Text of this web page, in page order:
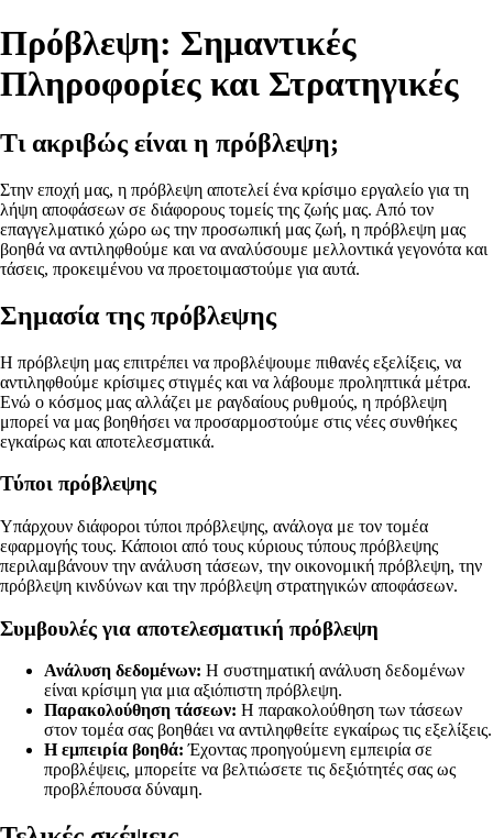
Πρόβλεψη: Σημαντικές
Πληροφορίες και Στρατηγικές
Τι ακριβώς είναι η πρόβλεψη;
Στην εποχή μας, η πρόβλεψη αποτελεί ένα κρίσιμο εργαλείο για τη
λήψη αποφάσεων σε διάφορους τομείς της ζωής μας. Από τον
επαγγελματικό χώρο ως την προσωπική μας ζωή, η πρόβλεψη μας
βοηθά να αντιληφθούμε και να αναλύσουμε μελλοντικά γεγονότα και
τάσεις, προκειμένου να προετοιμαστούμε για αυτά.
Σημασία της πρόβλεψης
Η πρόβλεψη μας επιτρέπει να προβλέψουμε πιθανές εξελίξεις, να
αντιληφθούμε κρίσιμες στιγμές και να λάβουμε προληπτικά μέτρα.
Ενώ ο κόσμος μας αλλάζει με ραγδαίους ρυθμούς, η πρόβλεψη
μπορεί να μας βοηθήσει να προσαρμοστούμε στις νέες συνθήκες
εγκαίρως και αποτελεσματικά.
Τύποι πρόβλεψης
Υπάρχουν διάφοροι τύποι πρόβλεψης, ανάλογα με τον τομέα
εφαρμογής τους. Κάποιοι από τους κύριους τύπους πρόβλεψης
περιλαμβάνουν την ανάλυση τάσεων, την οικονομική πρόβλεψη, την
πρόβλεψη κινδύνων και την πρόβλεψη στρατηγικών αποφάσεων.
Συμβουλές για αποτελεσματική πρόβλεψη
Ανάλυση δεδομένων: Η συστηματική ανάλυση δεδομένων
είναι κρίσιμη για μια αξιόπιστη πρόβλεψη.
Παρακολούθηση τάσεων: Η παρακολούθηση των τάσεων
στον τομέα σας βοηθάει να αντιληφθείτε εγκαίρως τις εξελίξεις.
Η εμπειρία βοηθά: Έχοντας προηγούμενη εμπειρία σε
προβλέψεις, μπορείτε να βελτιώσετε τις δεξιότητές σας ως
προβλέπουσα δύναμη.